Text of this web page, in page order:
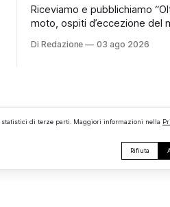
Riceviamo e pubblichiamo
moto, ospiti d’eccezione del
hanno caratterizzato il primo
richiamando appassionati
ruote da tutto il Lazio e dalle
Di Redazione 03 ago 2026
di terze parti. Maggiori informazioni nella
Rifiuta